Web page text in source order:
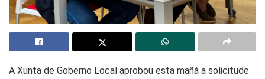
A Xunta de Goberno Local aprobou esta mañá a solicitude